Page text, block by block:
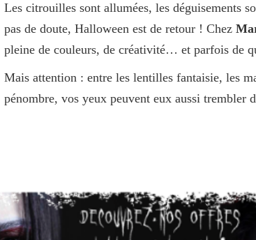
Les citrouilles sont allumées, les déguisements
pas de doute, Halloween est de retour ! Chez
pleine de couleurs, de créativité… et parfois de
Mais attention : entre les lentilles fantaisie, les
pénombre, vos yeux peuvent eux aussi trembler